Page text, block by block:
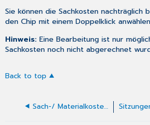
Sie können die Sachkosten nachträglich
den Chip mit einem Doppelklick
Hinweis:Eine Bearbeitung ist nur
Sachkosten noch nicht abgerechnet
Back to top
Sach-/ Materialkosten Kasse erfassen